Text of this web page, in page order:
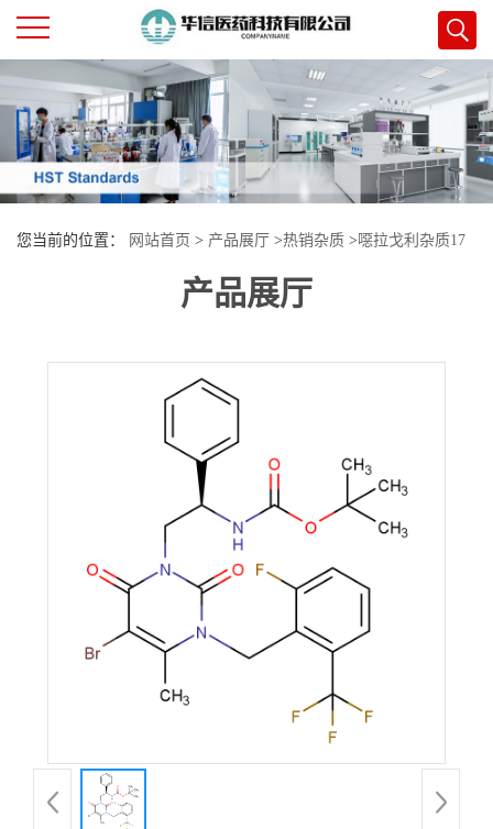
公
司
首
页
司
书
您当前的位置： 网站首页 > 产品展厅 >热销杂质 >噁拉戈利杂质17
产品展厅